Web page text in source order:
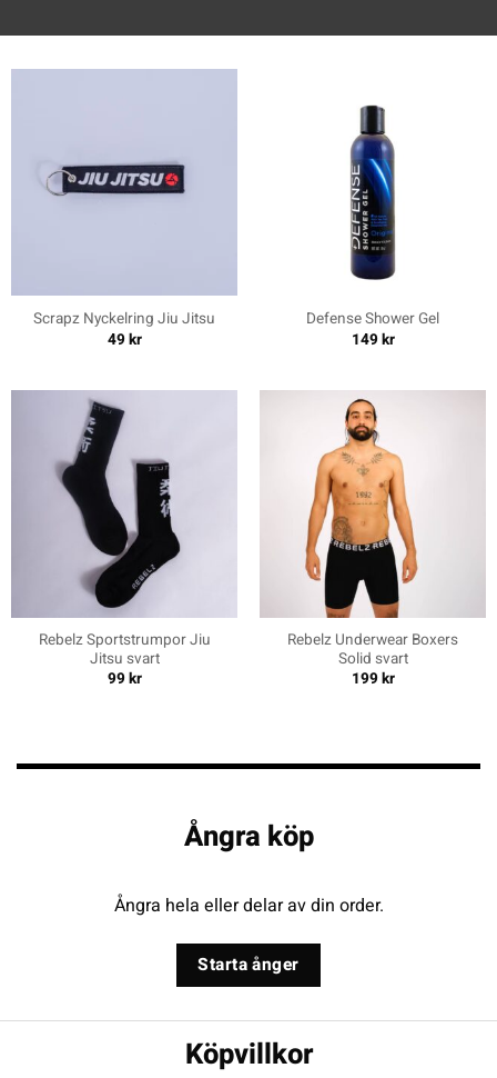
Scrapz Nyckelring Jiu Jitsu
49kr
Defense Shower Gel
149kr
Rebelz Sportstrumpor Jiu
Jitsu svart
99kr
Rebelz Underwear Boxers
Solid svart
199kr
Ångra köp
Ångra hela eller delar av din order.
Starta ånger
Köpvillkor